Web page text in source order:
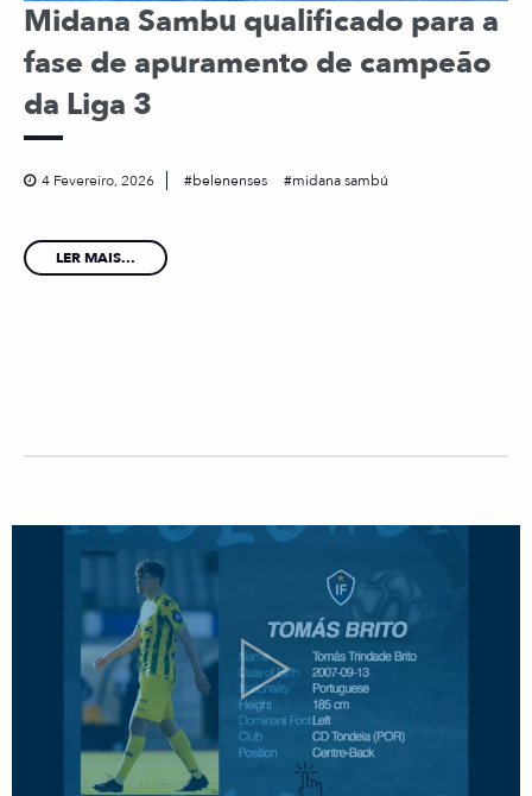
Midana Sambu qualificado para a
fase de apuramento de campeão
da Liga 3
4 Fevereiro, 2026 belenenses midana sambú
LER MAIS...